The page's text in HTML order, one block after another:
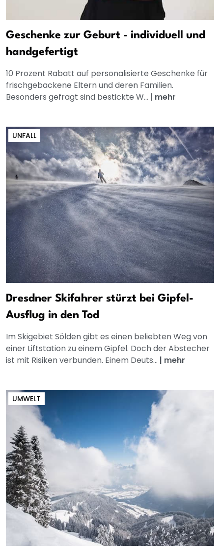
Geschenke zur Geburt - individuell und
handgefertigt
10 Prozent Rabatt auf personalisierte Geschenke für
frischgebackene Eltern und deren Familien.
Besonders gefragt sind bestickte W... | mehr
UNFALL
Dresdner Skifahrer stürzt bei Gipfel-
Ausflug in den Tod
Im Skigebiet Sölden gibt es einen beliebten Weg von
einer Liftstation zu einem Gipfel. Doch der Abstecher
ist mit Risiken verbunden. Einem Deuts... | mehr
UMWELT